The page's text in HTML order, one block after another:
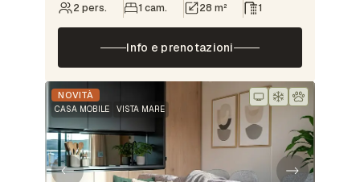
2 pers. 1 cam. 28 m² 1
Info e prenotazioni
NOVITÀ
CASA MOBILE VISTA MARE